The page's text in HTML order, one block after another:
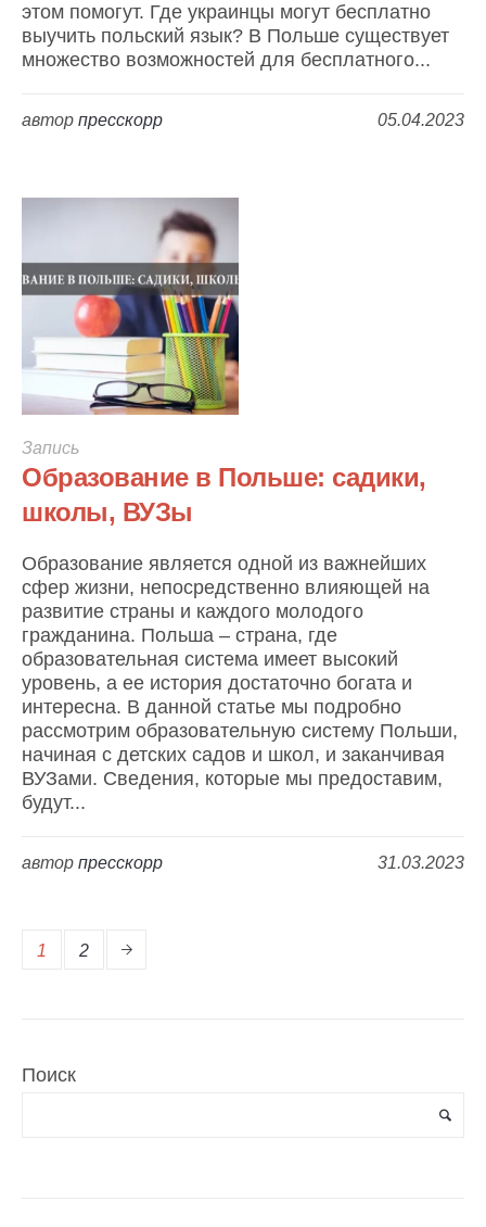
этом помогут. Где украинцы могут бесплатно
выучить польский язык? В Польше существует
множество возможностей для бесплатного...
05.04.2023
автор пресскорр
Запись
Образование в Польше: садики,
школы, ВУЗы
Образование является одной из важнейших
сфер жизни, непосредственно влияющей на
развитие страны и каждого молодого
гражданина. Польша – страна, где
образовательная система имеет высокий
уровень, а ее история достаточно богата и
интересна. В данной статье мы подробно
рассмотрим образовательную систему Польши,
начиная с детских садов и школ, и заканчивая
ВУЗами. Сведения, которые мы предоставим,
будут...
31.03.2023
автор пресскорр
1 2
Поиск